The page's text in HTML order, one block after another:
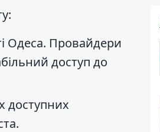
Одеса. Провайдери
доступ до
доступних